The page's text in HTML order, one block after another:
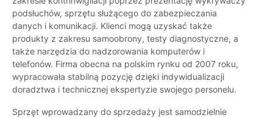
podsłuchów, sprzętu służącego do zabezpieczania
danych i komunikacji. Klienci mogą uzyskać także
produkty z zakresu samoobrony, testy diagnostyczne, a
także narzędzia do nadzorowania komputerów i
telefonów. Firma obecna na polskim rynku od 2007 roku,
wypracowała stabilną pozycję dzięki indywidualizacji
doradztwa i technicznej ekspertyzie swojego personelu.
Sprzęt wprowadzany do sprzedaży jest samodzielnie